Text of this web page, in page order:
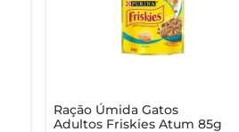
Ração Úmida Gatos
Adultos Friskies Atum 85g